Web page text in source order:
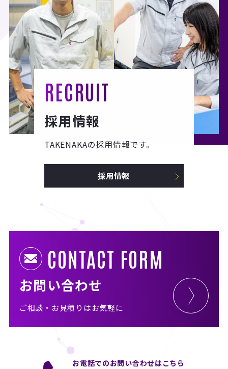
RECRUIT
採用情報
TAKENAKAの採用情報です。
採用情報
CONTACT FORM
お問い合わせ
ご相談・お見積りはお気軽に
お電話でのお問い合わせはこちら